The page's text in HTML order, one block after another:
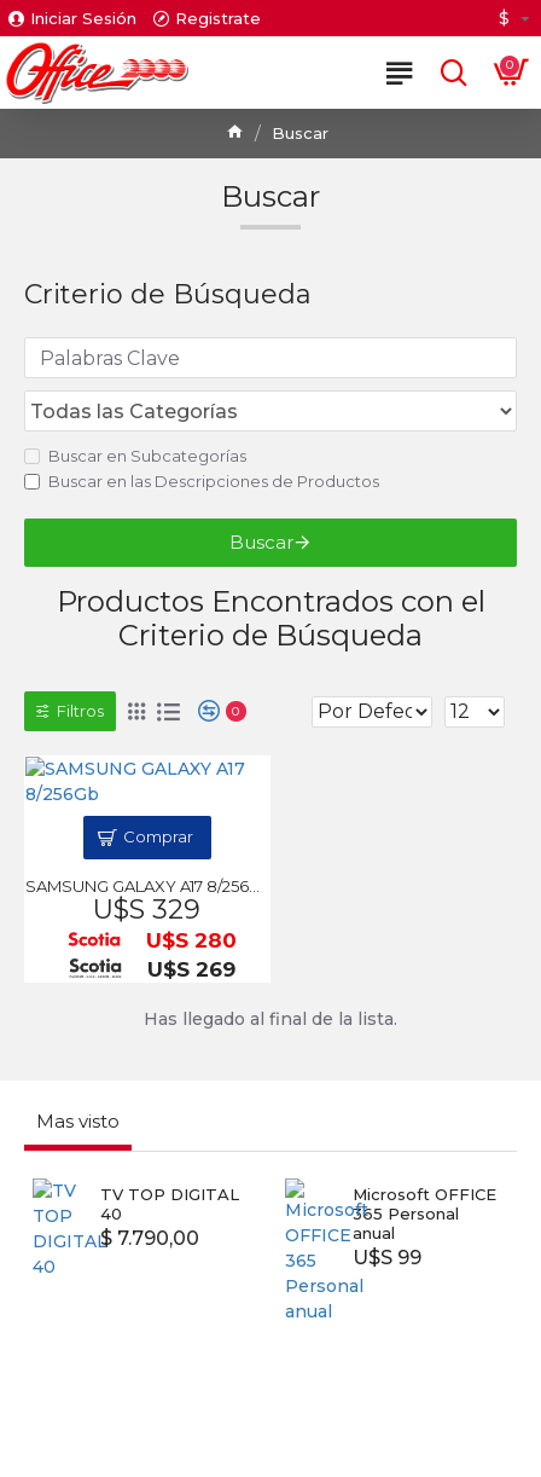
Iniciar Sesión Registrate $
0
Buscar
Buscar
Criterio de Búsqueda
Buscar en Subcategorías
Buscar en las Descripciones de Productos
Buscar
Productos Encontrados con el
Criterio de Búsqueda
Filtros 0
SAMSUNG GALAXY A17 8/256Gb
U$S 329
U$S 280
U$S 269
Comprar
Has llegado al final de la lista.
Mas visto
TV TOP DIGITAL
40
$ 7.790,00
Microsoft OFFICE
365 Personal
anual
U$S 99